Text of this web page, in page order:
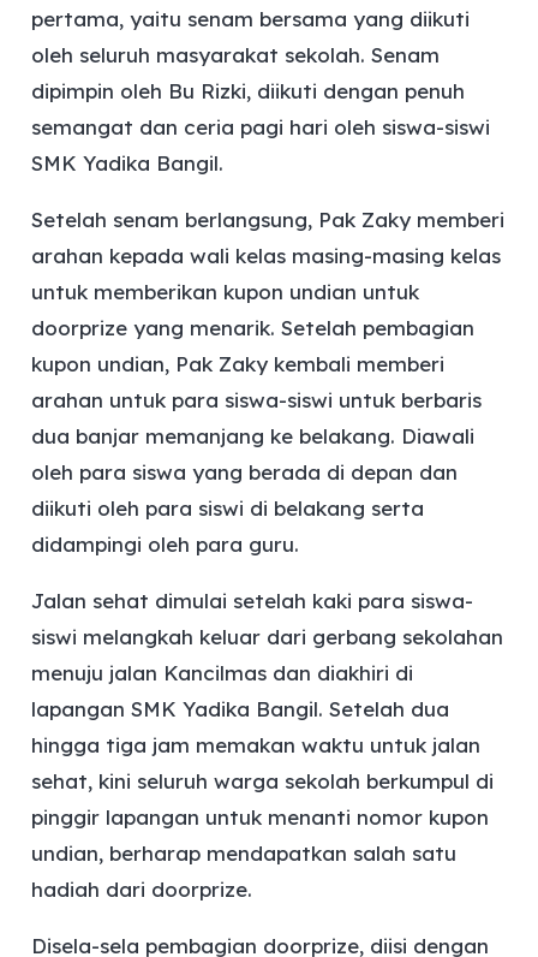
pertama, yaitu senam bersama yang diikuti
oleh seluruh masyarakat sekolah. Senam
dipimpin oleh Bu Rizki, diikuti dengan penuh
semangat dan ceria pagi hari oleh siswa-siswi
SMK Yadika Bangil.
Setelah senam berlangsung, Pak Zaky memberi
arahan kepada wali kelas masing-masing kelas
untuk memberikan kupon undian untuk
doorprize yang menarik. Setelah pembagian
kupon undian, Pak Zaky kembali memberi
arahan untuk para siswa-siswi untuk berbaris
dua banjar memanjang ke belakang. Diawali
oleh para siswa yang berada di depan dan
diikuti oleh para siswi di belakang serta
didampingi oleh para guru.
Jalan sehat dimulai setelah kaki para siswa-
siswi melangkah keluar dari gerbang sekolahan
menuju jalan Kancilmas dan diakhiri di
lapangan SMK Yadika Bangil. Setelah dua
hingga tiga jam memakan waktu untuk jalan
sehat, kini seluruh warga sekolah berkumpul di
pinggir lapangan untuk menanti nomor kupon
undian, berharap mendapatkan salah satu
hadiah dari doorprize.
Disela-sela pembagian doorprize, diisi dengan